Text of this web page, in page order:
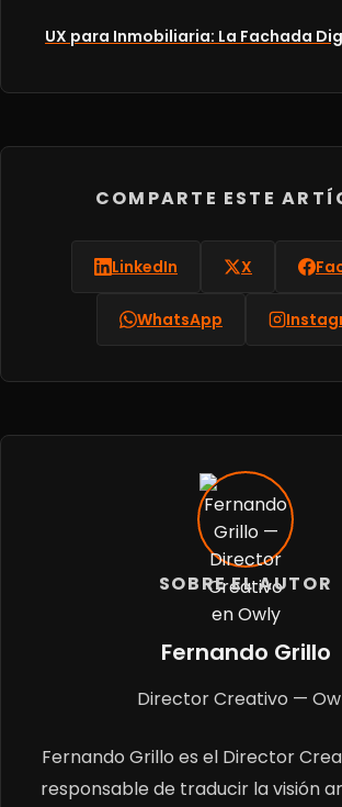
UX para Inmobiliaria: La Fachada
COMPARTE ESTE
LinkedIn X
WhatsApp
SOBRE EL AUTOR
Fernando Grillo
Director Creativo —
Fernando Grillo es el Director
responsable de traducir la visión